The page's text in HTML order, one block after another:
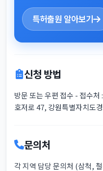
특허출원 알아보기
신청 방법
방문 또는 우편 접수 - 접수
호저로 47, 강원특별자치도
문의처
각 지역 담당 문의처 (삼척,